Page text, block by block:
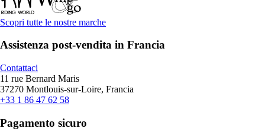
Scopri tutte le nostre marche
Assistenza post-vendita in Francia
Contattaci
11 rue Bernard Maris
37270 Montlouis-sur-Loire, Francia
+33 1 86 47 62 58
Pagamento sicuro